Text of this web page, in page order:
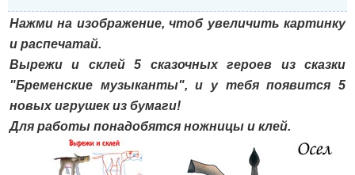
Нажми на изображение, чтоб увеличить картинку
и распечатай.
Вырежи и склей 5 сказочных героев из сказки
"Бременские музыканты", и у тебя появится 5
новых игрушек из бумаги!
Для работы понадобятся ножницы и клей.